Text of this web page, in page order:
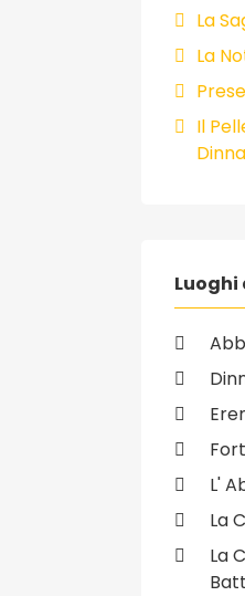
La
La
Il
Luoghi
L'
La
La